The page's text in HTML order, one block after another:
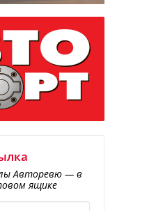
Авторевю — в
ящике